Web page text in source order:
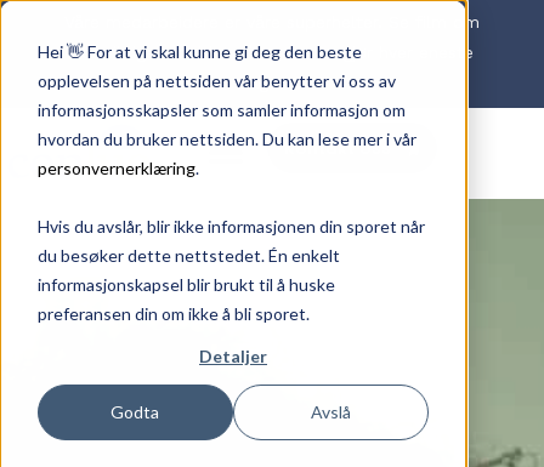
Hei 👋 For at vi skal kunne gi deg den beste
opplevelsen på nettsiden vår benytter vi oss av
informasjonsskapsler som samler informasjon om
hvordan du bruker nettsiden. Du kan lese mer i vår
personvernerklæring.
Hvis du avslår, blir ikke informasjonen din sporet når
du besøker dette nettstedet. Én enkelt
informasjonskapsel blir brukt til å huske
preferansen din om ikke å bli sporet.
Detaljer
Godta Avslå
Våre medarbeidere er våre superhelter. Se film om
det viktige arbeidet våre ansatte gjør hver eneste
dag HER
Kontakt oss